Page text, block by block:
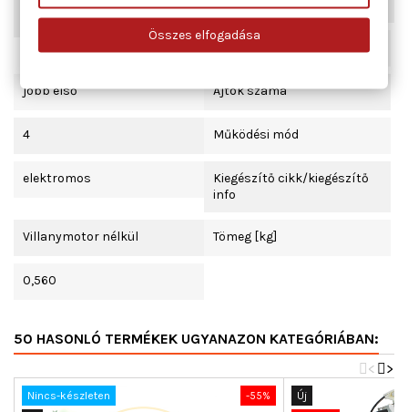
Kombinált kapcsoló
funkció
komfort funkcióval
Beépítési oldal
jobb első Ajtók száma
4 Működési mód
elektromos
Kiegészítő cikk/kiegészítő
info
Villanymotor nélkül Tömeg [kg]
0,560
50 HASONLÓ TERMÉKEK UGYANAZON KATEGÓRIÁBAN:
>
<
-55%
Nincs-készleten
Új
Összes elfogadása